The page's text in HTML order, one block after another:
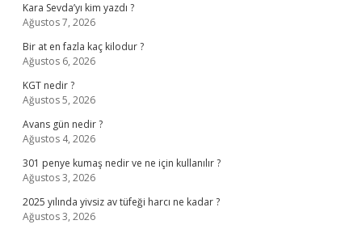
Kara Sevda’yı kim yazdı ?
Ağustos 7, 2026
Bir at en fazla kaç kilodur ?
Ağustos 6, 2026
KGT nedir ?
Ağustos 5, 2026
Avans gün nedir ?
Ağustos 4, 2026
301 penye kumaş nedir ve ne için kullanılır ?
Ağustos 3, 2026
2025 yılında yivsiz av tüfeği harcı ne kadar ?
Ağustos 3, 2026